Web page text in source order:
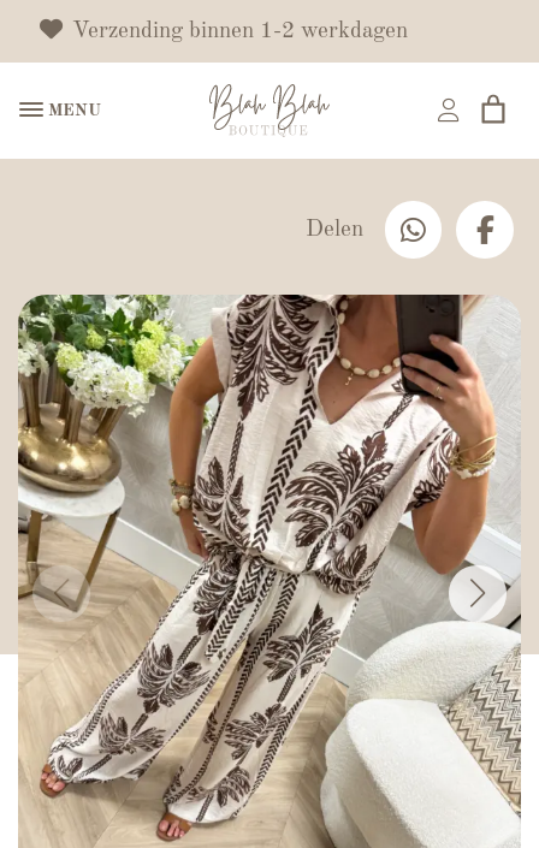
Verzending binnen 1-2 werkdagen
MENU
Delen